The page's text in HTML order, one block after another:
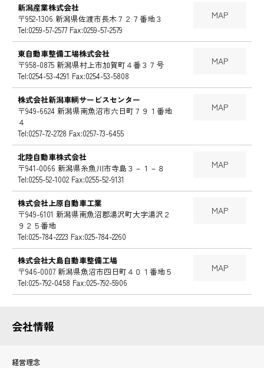
新潟産業株式会社
〒952-1306 新潟県佐渡市長木７２７番地３
Tel:0259-57-2577 Fax:0259-57-2579
MAP
東自動車整備工場株式会社
〒958-0875 新潟県村上市加賀町４番３７号
Tel:0254-53-4291 Fax:0254-53-5808
MAP
株式会社新潟車輌サービスセンター
〒949-6624 新潟県南魚沼市六日町７９１番地
４
Tel:0257-72-2728 Fax:0257-73-6455
MAP
北陸自動車株式会社
〒941-0066 新潟県糸魚川市寺島３－１－８
Tel:0255-52-1002 Fax:0255-52-9131
MAP
株式会社上原自動車工業
〒949-6101 新潟県南魚沼郡湯沢町大字湯沢２
９２５番地
Tel:025-784-2223 Fax:025-784-2260
MAP
株式会社大島自動車整備工場
〒946-0007 新潟県魚沼市四日町４０１番地５
Tel:025-792-0458 Fax:025-792-5906
MAP
会社情報
経営理念